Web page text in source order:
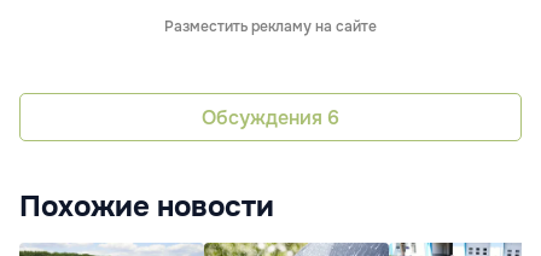
Разместить рекламу на сайте
Обсуждения 6
Похожие новости